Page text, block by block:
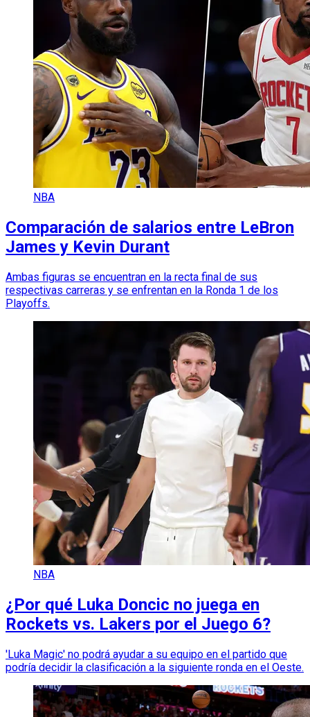
NBA
Comparación de salarios entre LeBron
James y Kevin Durant
Ambas figuras se encuentran en la recta final de sus
respectivas carreras y se enfrentan en la Ronda 1 de los
Playoffs.
NBA
¿Por qué Luka Doncic no juega en
Rockets vs. Lakers por el Juego 6?
'Luka Magic' no podrá ayudar a su equipo en el partido que
podría decidir la clasificación a la siguiente ronda en el Oeste.